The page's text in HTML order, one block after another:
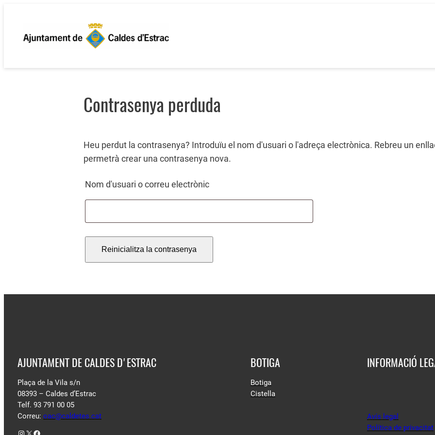
contingut
Contrasenya perduda
Heu perdut la contrasenya? Introduïu el nom d'usuari o l'adreça electrònica. Rebreu un
permetrà crear una contrasenya nova.
Nom d'usuari o correu electrònic
Reinicialitza la contrasenya
AJUNTAMENT DE CALDES D'ESTRAC
Plaça de la Vila s/n
08393 – Caldes d’Estrac
Telf. 93 791 00 05
Correu: oac@caldetes.cat
Instagram X Facebook
BOTIGA
Botiga
Cistella
INFORMACIÓ
Avís legal
Política de privacitat